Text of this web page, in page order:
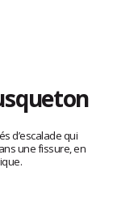
d’escalade qui
une fissure, en